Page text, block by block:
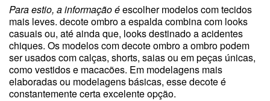
Para estio, a informação éescolher modelos com tecidos
mais leves. decote ombro a espalda combina com looks
casuais ou, até ainda que, looks destinado a acidentes
chiques. Os modelos com decote ombro a ombro podem
ser usados com calças, shorts, saias ou em peças únicas,
como vestidos e macacões. Em modelagens mais
elaboradas ou modelagens básicas, esse decote é
constantemente certa excelente opção.